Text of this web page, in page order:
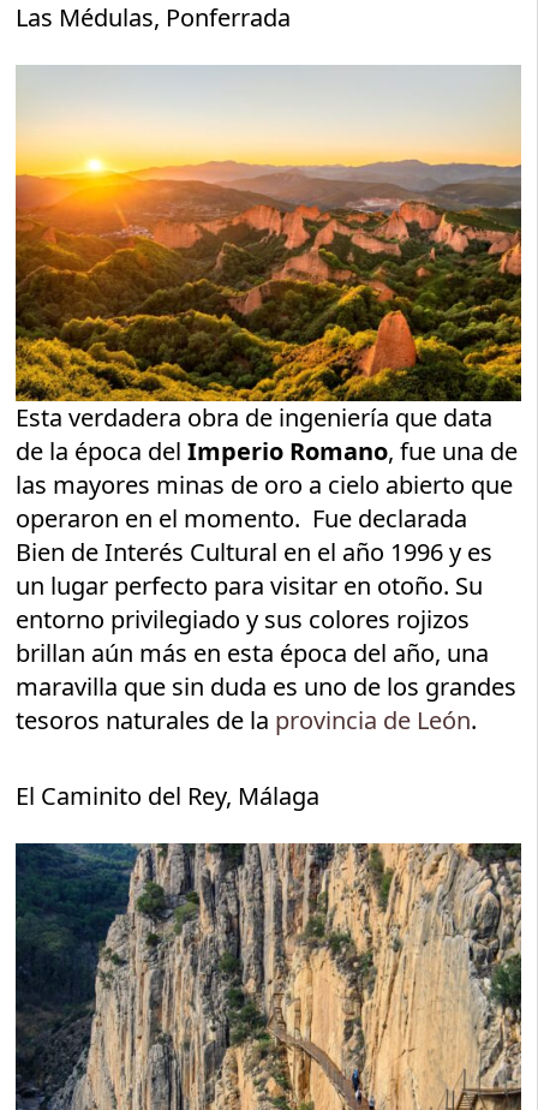
Las Médulas, Ponferrada
Esta verdadera obra de ingeniería que data
de la época delImperio Romano, fue una de
las mayores minas de oro a cielo abierto que
operaron en el momento. Fue declarada
Bien de Interés Cultural en el año 1996 y es
un lugar perfecto para visitar en otoño. Su
entorno privilegiado y sus colores rojizos
brillan aún más en esta época del año, una
maravilla que sin duda es uno de los grandes
tesoros naturales de la provincia de León.
El Caminito del Rey, Málaga